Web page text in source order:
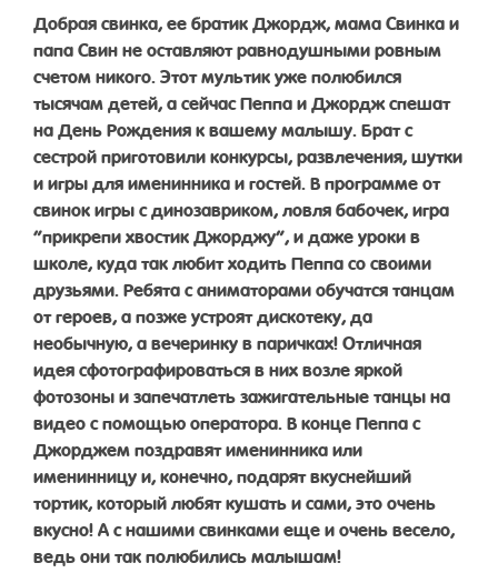
Добрая свинка, ее братик Джордж, мама Свинка и
папа Свин не оставляют равнодушными ровным
счетом никого. Этот мультик уже полюбился
тысячам детей, а сейчас Пеппа и Джордж спешат
на День Рождения к вашему малышу. Брат с
сестрой приготовили конкурсы, развлечения, шутки
и игры для именинника и гостей. В программе от
свинок игры с динозавриком, ловля бабочек, игра
“прикрепи хвостик Джорджу”, и даже уроки в
школе, куда так любит ходить Пеппа со своими
друзьями. Ребята с аниматорами обучатся танцам
от героев, а позже устроят дискотеку, да
необычную, а вечеринку в паричках! Отличная
идея сфотографироваться в них возле яркой
фотозоны и запечатлеть зажигательные танцы на
видео с помощью оператора. В конце Пеппа с
Джорджем поздравят именинника или
именинницу и, конечно, подарят вкуснейший
тортик, который любят кушать и сами, это очень
вкусно! А с нашими свинками еще и очень весело,
ведь они так полюбились малышам!